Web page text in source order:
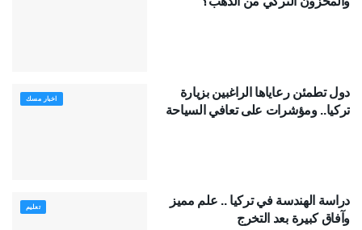
اخبار مسك
دول تطمئن رعاياها الراغبين بزيارة
تركيا.. ومؤشرات على تعافي السياحة
تعليم
دراسة الهندسة في تركيا .. علم مميز
وآفاق كبيرة بعد التخرج